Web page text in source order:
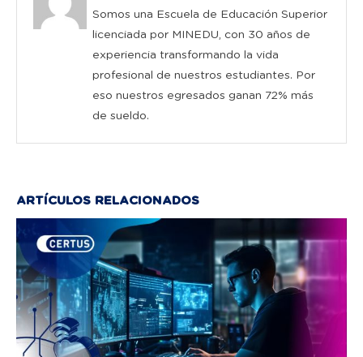
Somos una Escuela de Educación Superior
licenciada por MINEDU, con 30 años de
experiencia transformando la vida
profesional de nuestros estudiantes. Por
eso nuestros egresados ganan 72% más
de sueldo.
ARTÍCULOS RELACIONADOS